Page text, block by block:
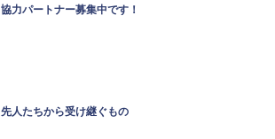
協力パートナー募集中です！
先人たちから受け継ぐもの